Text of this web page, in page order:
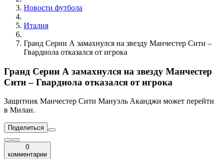
Новости футбола
Италия
Гранд Серии А замахнулся на звезду Манчестер Сити –
Гвардиола отказался от игрока
Гранд Серии А замахнулся на звезду Манчестер
Сити – Гвардиола отказался от игрока
Защитник Манчестер Сити Мануэль Аканджи может перейти
в Милан.
Поделиться
0
комментарии